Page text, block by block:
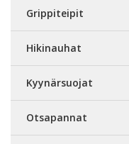
Grippiteipit
Hikinauhat
Kyynärsuojat
Otsapannat